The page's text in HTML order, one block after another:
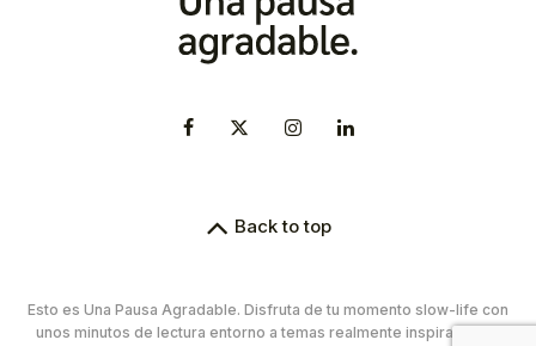
Back to top
Esto es Una Pausa Agradable. Disfruta de tu momento slow-life con
unos minutos de lectura entorno a temas realmente inspiradores.